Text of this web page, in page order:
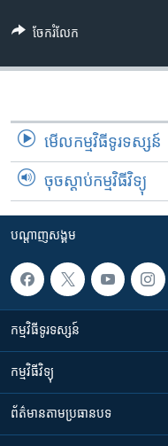
ចែករំលែក
មើល​កម្មវិធី​ទូរទស្សន៍
ចុចស្តាប់កម្មវិធីវិទ្យុ
បណ្តាញ​សង្គម
កម្មវិធី​ទូរទស្សន៍
កម្មវិធី​វិទ្យុ
ព័ត៌មាន​តាមប្រធានបទ​